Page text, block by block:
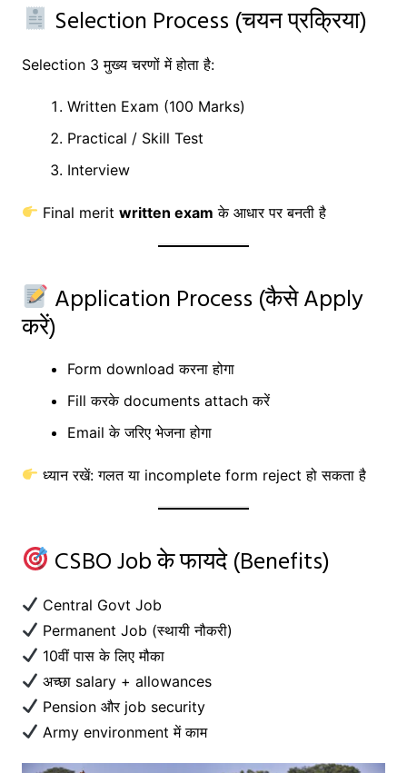
Selection Process (चयन प्रक्रिया)
Selection 3 मुख्य चरणों में होता है:
Written Exam (100 Marks)
Practical / Skill Test
Interview
Final meritwritten exam के आधार पर बनती है
Application Process (कैसे Apply
करें)
Form download करना होगा
Fill करके documents attach करें
Email के जरिए भेजना होगा
ध्यान रखें: गलत या incomplete form reject हो सकता है
CSBO Job के फायदे (Benefits)
Central Govt Job
Permanent Job (स्थायी नौकरी)
10वीं पास के लिए मौका
अच्छा salary + allowances
Pension और job security
Army environment में काम